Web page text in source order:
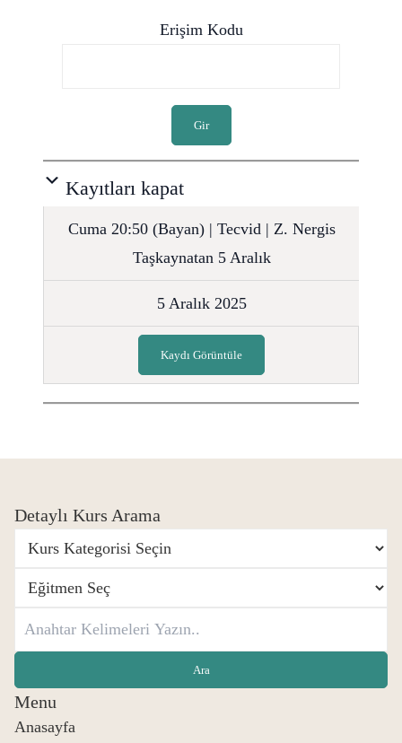
Erişim Kodu
Gir
Kayıtları kapat
Cuma 20:50 (Bayan) | Tecvid | Z. Nergis
Taşkaynatan 5 Aralık
5 Aralık 2025
Kaydı Görüntüle
Detaylı Kurs Arama
Menu
Anasayfa